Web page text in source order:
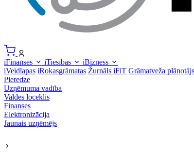
iFinanses iTiesības
iBizness
iVeidlapas iRokasgrāmatas Žurnāls iFiT Grāmatveža plānotājs
Pieredze
Uzņēmuma vadība
Valdes loceklis
Finanses
Elektronizācija
Jaunais uzņēmējs